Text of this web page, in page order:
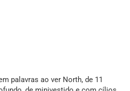
palavras ao ver North, de 11